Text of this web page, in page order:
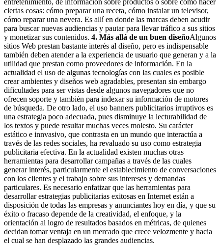
entretenimiento, de información sobre productos o sobre cómo hacer
ciertas cosas: cómo preparar una receta, cómo instalar un televisor,
cómo reparar una nevera. Es allí en donde las marcas deben acudir
para buscar nuevas audiencias y pautar para llevar tráfico a sus sitios
y monetizar sus contenidos. 4. Más allá de un buen diseñoAlgunos
sitios Web prestan bastante interés al diseño, pero es indispensable
también deben atender a la experiencia de usuario que generan y a la
utilidad que prestan como proveedores de información. En la
actualidad el uso de algunas tecnologías con las cuales es posible
crear ambientes y diseños web agradables, presentan sin embargo
dificultades para ser vistas desde algunos navegadores que no
ofrecen soporte y también para indexar su información de motores
de búsqueda. De otro lado, el uso banners publicitarios irruptivos es
una estrategia poco adecuada, pues disminuye la lecturabilidad de
los textos y puede resultar muchas veces molesto. Su carácter
estático e innvasivo, que contrasta en un mundo que interactúa a
través de las redes sociales, ha revaluado su uso como estrategia
publicitaria efectiva. En la actualidad existen muchas otras
herramientas para desarrollar campañas a través de las cuales
generar interés, particularmente el establecimiento de conversaciones
con los clientes y el trabajo sobre sus intereses y demandas
particulares. Es necesario enfatizar que las herramientas para
desarrollar estrategias publicitarias exitosas en Internet están a
disposición de todas las empresas y anunciantes hoy en día, y que su
éxito o fracaso depende de la creatividad, el enfoque, y la
orientación al logro de resultados basados en métricas, de quienes
decidan tomar ventaja en un mercado que crece velozmente y hacia
el cual se han desplazado las grandes audiencias.